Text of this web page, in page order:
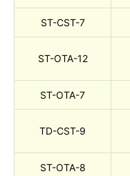
ST-CST-7
ST-OTA-12
ST-OTA-7
TD-CST-9
ST-OTA-8